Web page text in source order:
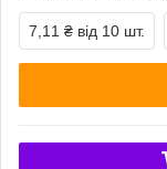
7,11 ₴ від 10 шт.